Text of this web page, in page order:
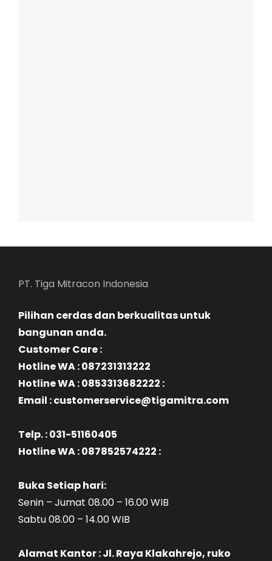
PT. Tiga Mitracon Indonesia
Pilihan cerdas dan berkualitas untuk
bangunan anda.
Customer Care :
Hotline WA : 087231313222
Hotline WA : 0853313682222 :
Email : customerservice@tigamitra.com
Telp. : 031-51160405
Hotline WA : 087852574222 :
Buka Setiap hari:
Senin – Jumat 08.00 – 16.00 WIB
Sabtu 08.00 – 14.00 WIB
Alamat Kantor : Jl. Raya Klakahrejo, ruko